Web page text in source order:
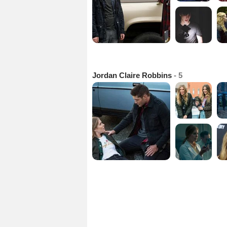
Jordan Claire Robbins - 5